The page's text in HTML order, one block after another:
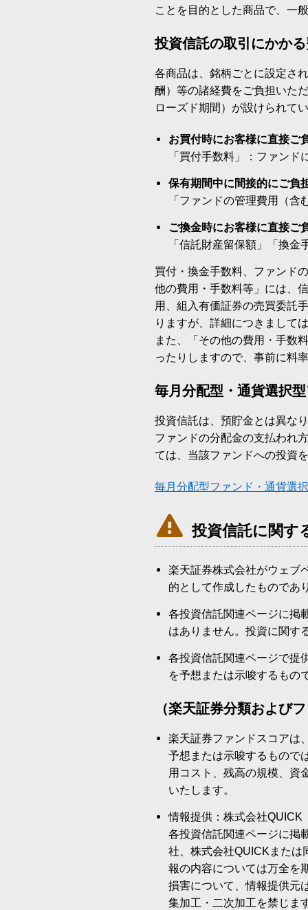
ことを目的とした商品で、一
投資信託の取引にかか
各商品は、銘柄ごとに設定さ
酬）等の諸経費をご負担いた
ローズド期間）が設けられて
お買付時にお客様に直接ご
「買付手数料」：ファンド
保有期間中に間接的にご負
「ファンドの管理費用（
ご換金時にお客様に直接ご
「信託財産留保額」「換
買付・換金手数料、ファンド
他の費用・手数料等」には、
用、組入有価証券の売買委託
りますが、詳細につきまして
また、「その他の費用・手数
ったりしますので、事前に料
毎月分配型・通貨選択
投資信託は、預貯金とは異な
ファンドの分配金の支払われ
ては、当該ファンドへの投資
毎月分配型ファンド・通貨選
 投資信託に関す
楽天証券株式会社がウェブ
的として作成したものであ
各投資信託関連ページに掲
はありません。投資に関す
各投資信託関連ページで提
を予想または示唆するもの
（楽天証券分類および
楽天証券ファンドスコアは
予想または示唆するもので
用コスト、残高の規模、資
いたします。
情報提供：株式会社QUICK
各投資信託関連ページに掲
社、株式会社QUICKまたは
報の内容については万全を
損害について、情報提供元
集加工・二次加工を禁じま